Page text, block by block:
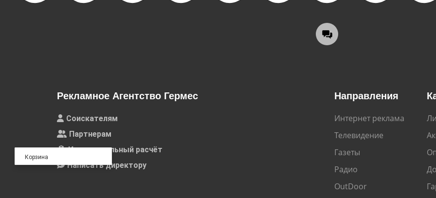
Корзина
Рекламное Агентство Гермес
Соискателям
Партнерам
Индивидуальный расчёт
Написать директору
Направления
Интернет реклама
Телевидение
Газеты
Радио
OutDoor